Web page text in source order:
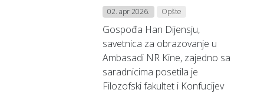
02. apr 2026. Opšte
Gospođa Han Dijensju,
savetnica za obrazovanje u
Ambasadi NR Kine, zajedno sa
saradnicima posetila je
Filozofski fakultet i Konfucijev